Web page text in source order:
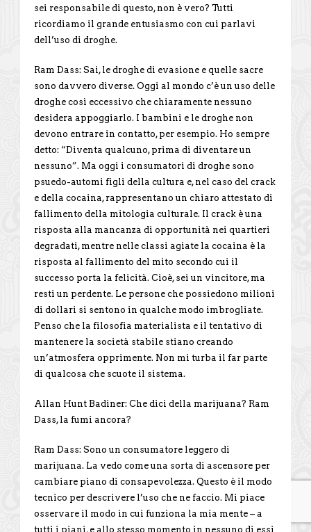
sei responsabile di questo, non è vero? Tutti
ricordiamo il grande entusiasmo con cui parlavi
dell’uso di droghe.
Ram Dass: Sai, le droghe di evasione e quelle sacre
sono davvero diverse. Oggi al mondo c’è un uso delle
droghe così eccessivo che chiaramente nessuno
desidera appoggiarlo. I bambini e le droghe non
devono entrare in contatto, per esempio. Ho sempre
detto: “Diventa qualcuno, prima di diventare un
nessuno”. Ma oggi i consumatori di droghe sono
psuedo-automi figli della cultura e, nel caso del crack
e della cocaina, rappresentano un chiaro attestato di
fallimento della mitologia culturale. Il crack è una
risposta alla mancanza di opportunità nei quartieri
degradati, mentre nelle classi agiate la cocaina è la
risposta al fallimento del mito secondo cui il
successo porta la felicità. Cioè, sei un vincitore, ma
resti un perdente. Le persone che possiedono milioni
di dollari si sentono in qualche modo imbrogliate.
Penso che la filosofia materialista e il tentativo di
mantenere la società stabile stiano creando
un’atmosfera opprimente. Non mi turba il far parte
di qualcosa che scuote il sistema.
Allan Hunt Badiner: Che dici della marijuana? Ram
Dass, la fumi ancora?
Ram Dass: Sono un consumatore leggero di
marijuana. La vedo come una sorta di ascensore per
cambiare piano di consapevolezza. Questo è il modo
tecnico per descrivere l’uso che ne faccio. Mi piace
osservare il modo in cui funziona la mia mente – a
tutti i piani, e allo stesso momento in nessuno di essi